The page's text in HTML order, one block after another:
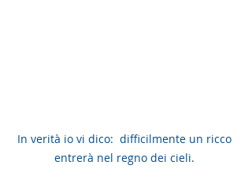
In verità io vi dico:  difficilmente un ricco
entrerà nel regno dei cieli.